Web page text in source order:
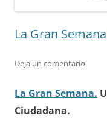
La Gran
Deja un comentario
La Gran Semana.
Ciudadana.